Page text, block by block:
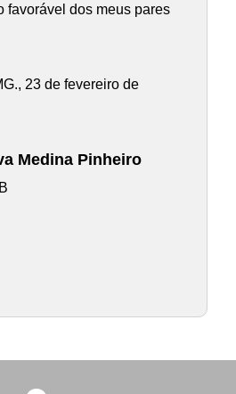
favorável dos meus pares
23 de fevereiro de
Medina Pinheiro